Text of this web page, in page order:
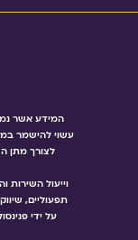
המידע אשר
עשוי להישמר
לצורך מתן
וייעול השירות
תפעוליים,
על ידי